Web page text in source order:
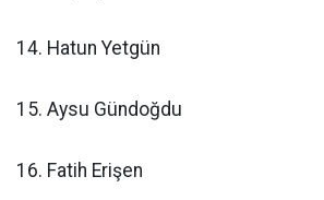
14. Hatun Yetgün
15. Aysu Gündoğdu
16. Fatih Erişen